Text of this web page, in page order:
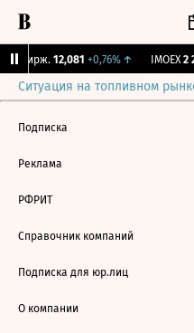
Бирж. 12,081 +0,76%↑ IMOEX 2
Ситуация на топливном
Подписка
Реклама
РФРИТ
Справочник компаний
Подписка для юр.лиц
О компании